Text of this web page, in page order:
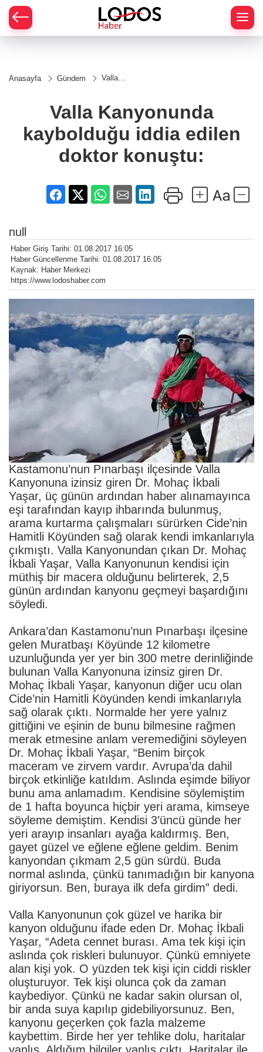
Anasayfa Gündem
Valla
iddia edilen
doktor
Valla Kanyonunda
kaybolduğu iddia edilen
doktor konuştu:
null
Haber Giriş Tarihi: 01.08.2017 16:05
Haber Güncellenme Tarihi: 01.08.2017 16:05
Kaynak: Haber Merkezi
https://www.lodoshaber.com
Kastamonu’nun Pınarbaşı ilçesinde Valla
Kanyonuna izinsiz giren Dr. Mohaç İkbali
Yaşar, üç günün ardından haber alınamayınca
eşi tarafından kayıp ihbarında bulunmuş,
arama kurtarma çalışmaları sürürken Cide’nin
Hamitli Köyünden sağ olarak kendi imkanlarıyla
çıkmıştı. Valla Kanyonundan çıkan Dr. Mohaç
İkbali Yaşar, Valla Kanyonunun kendisi için
müthiş bir macera olduğunu belirterek, 2,5
günün ardından kanyonu geçmeyi başardığını
söyledi.
Ankara’dan Kastamonu’nun Pınarbaşı ilçesine
gelen Muratbaşı Köyünde 12 kilometre
uzunluğunda yer yer bin 300 metre derinliğinde
bulunan Valla Kanyonuna izinsiz giren Dr.
Mohaç İkbali Yaşar, kanyonun diğer ucu olan
Cide’nin Hamitli Köyünden kendi imkanlarıyla
sağ olarak çıktı. Normalde her yere yalnız
gittiğini ve eşinin de bunu bilmesine rağmen
merak etmesine anlam veremediğini söyleyen
Dr. Mohaç İkbali Yaşar, “Benim birçok
maceram ve zirvem vardır. Avrupa’da dahil
birçok etkinliğe katıldım. Aslında eşimde biliyor
bunu ama anlamadım. Kendisine söylemiştim
de 1 hafta boyunca hiçbir yeri arama, kimseye
söyleme demiştim. Kendisi 3’üncü günde her
yeri arayıp insanları ayağa kaldırmış. Ben,
gayet güzel ve eğlene eğlene geldim. Benim
kanyondan çıkmam 2,5 gün sürdü. Buda
normal aslında, çünkü tanımadığın bir kanyona
giriyorsun. Ben, buraya ilk defa girdim” dedi.
Valla Kanyonunun çok güzel ve harika bir
kanyon olduğunu ifade eden Dr. Mohaç İkbali
Yaşar, “Adeta cennet burası. Ama tek kişi için
aslında çok riskleri bulunuyor. Çünkü emniyete
alan kişi yok. O yüzden tek kişi için ciddi riskler
oluşturuyor. Tek kişi olunca çok da zaman
kaybediyor. Çünkü ne kadar sakin olursan ol,
bir anda suya kapılıp gidebiliyorsunuz. Ben,
kanyonu geçerken çok fazla malzeme
kaybettim. Birde her yer tehlike dolu, haritalar